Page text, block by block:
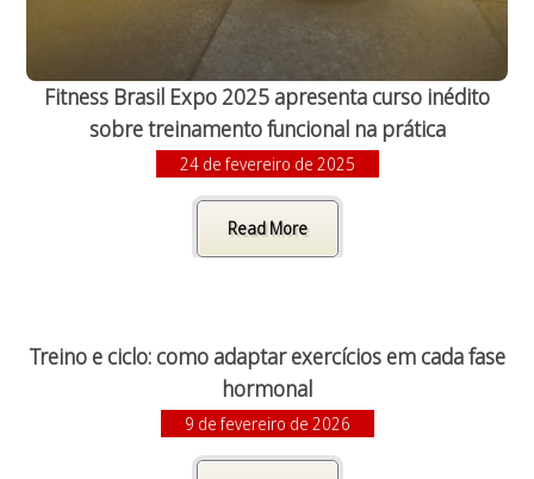
Fitness Brasil Expo 2025 apresenta curso inédito
sobre treinamento funcional na prática
24 de fevereiro de 2025
Read More
Treino e ciclo: como adaptar exercícios em cada fase
hormonal
9 de fevereiro de 2026